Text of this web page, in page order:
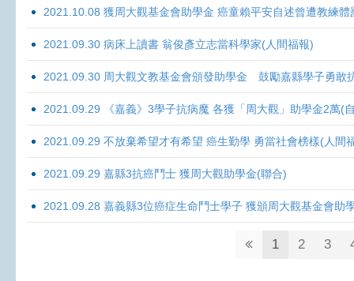
2021.10.08 獲周大觀基金會助學金 癌童賴平安自述曾遭教練體
2021.09.30 病床上讀書 翁俊彥立志當科學家(人間福報)
2021.09.30 周大觀文教基金會頒發助學金 鼓勵嘉縣學子勇敢
2021.09.29 《嘉義》3學子抗病魔 各獲「周大觀」助學金2萬(
2021.09.29 不放棄希望才有希望 癌生勤學 勇當社會榜樣(人間
2021.09.29 嘉縣3抗癌鬥士 獲周大觀助學金(聯合)
2021.09.28 嘉義縣3位癌症生命鬥士學子 獲頒周大觀基金會助
1 2 3